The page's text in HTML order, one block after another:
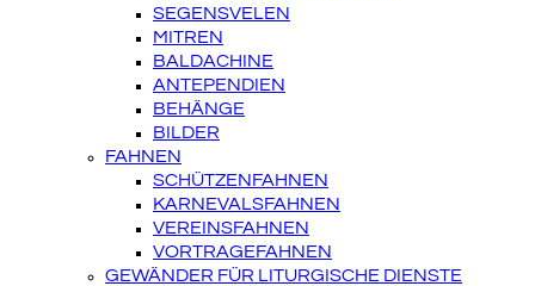
SEGENSVELEN
MITREN
BALDACHINE
ANTEPENDIEN
BEHÄNGE
BILDER
FAHNEN
SCHÜTZENFAHNEN
KARNEVALSFAHNEN
VEREINSFAHNEN
VORTRAGEFAHNEN
GEWÄNDER FÜR LITURGISCHE DIENSTE